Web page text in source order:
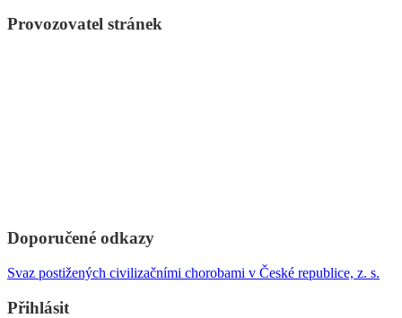
Provozovatel stránek
Doporučené odkazy
Svaz postižených civilizačními chorobami v České republice, z. s.
Přihlásit